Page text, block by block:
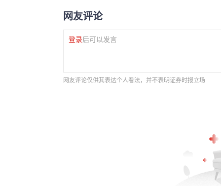
网友评论
登录后可以发言
网友评论仅供其表达个人看法，并不表明证券时报立场